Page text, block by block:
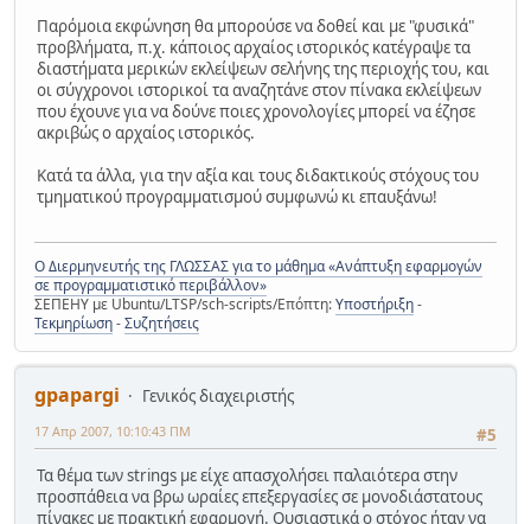
Παρόμοια εκφώνηση θα μπορούσε να δοθεί και με "φυσικά"
προβλήματα, π.χ. κάποιος αρχαίος ιστορικός κατέγραψε τα
διαστήματα μερικών εκλείψεων σελήνης της περιοχής του, και
οι σύγχρονοι ιστορικοί τα αναζητάνε στον πίνακα εκλείψεων
που έχουνε για να δούνε ποιες χρονολογίες μπορεί να έζησε
ακριβώς ο αρχαίος ιστορικός.
Κατά τα άλλα, για την αξία και τους διδακτικούς στόχους του
τμηματικού προγραμματισμού συμφωνώ κι επαυξάνω!
Ο Διερμηνευτής της ΓΛΩΣΣΑΣ για το μάθημα «Ανάπτυξη εφαρμογών
σε προγραμματιστικό περιβάλλον»
ΣΕΠΕΗΥ με Ubuntu/LTSP/sch-scripts/Επόπτη:Υποστήριξη-
Τεκμηρίωση-Συζητήσεις
gpapargi
Γενικός διαχειριστής
#5
17 Απρ 2007, 10:10:43 ΠΜ
Τα θέμα των strings με είχε απασχολήσει παλαιότερα στην
προσπάθεια να βρω ωραίες επεξεργασίες σε μονοδιάστατους
πίνακες με πρακτική εφαρμογή. Ουσιαστικά ο στόχος ήταν να